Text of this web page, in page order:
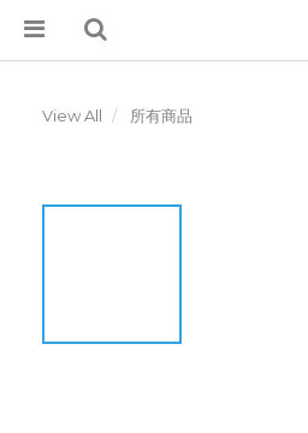
View All 所有商品